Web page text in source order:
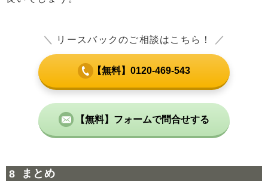
＼ リースバックのご相談はこちら！ ／
【無料】0120-469-543
【無料】フォームで問合せする
まとめ